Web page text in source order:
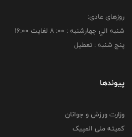
روزهای عادی:
شنبه الي چهارشنبه : 00: 8 لغايت 16:00
پنج شنبه : تعطیل
پیوندها
وزارت ورزش و جوانان
کمیته ملی المپیک